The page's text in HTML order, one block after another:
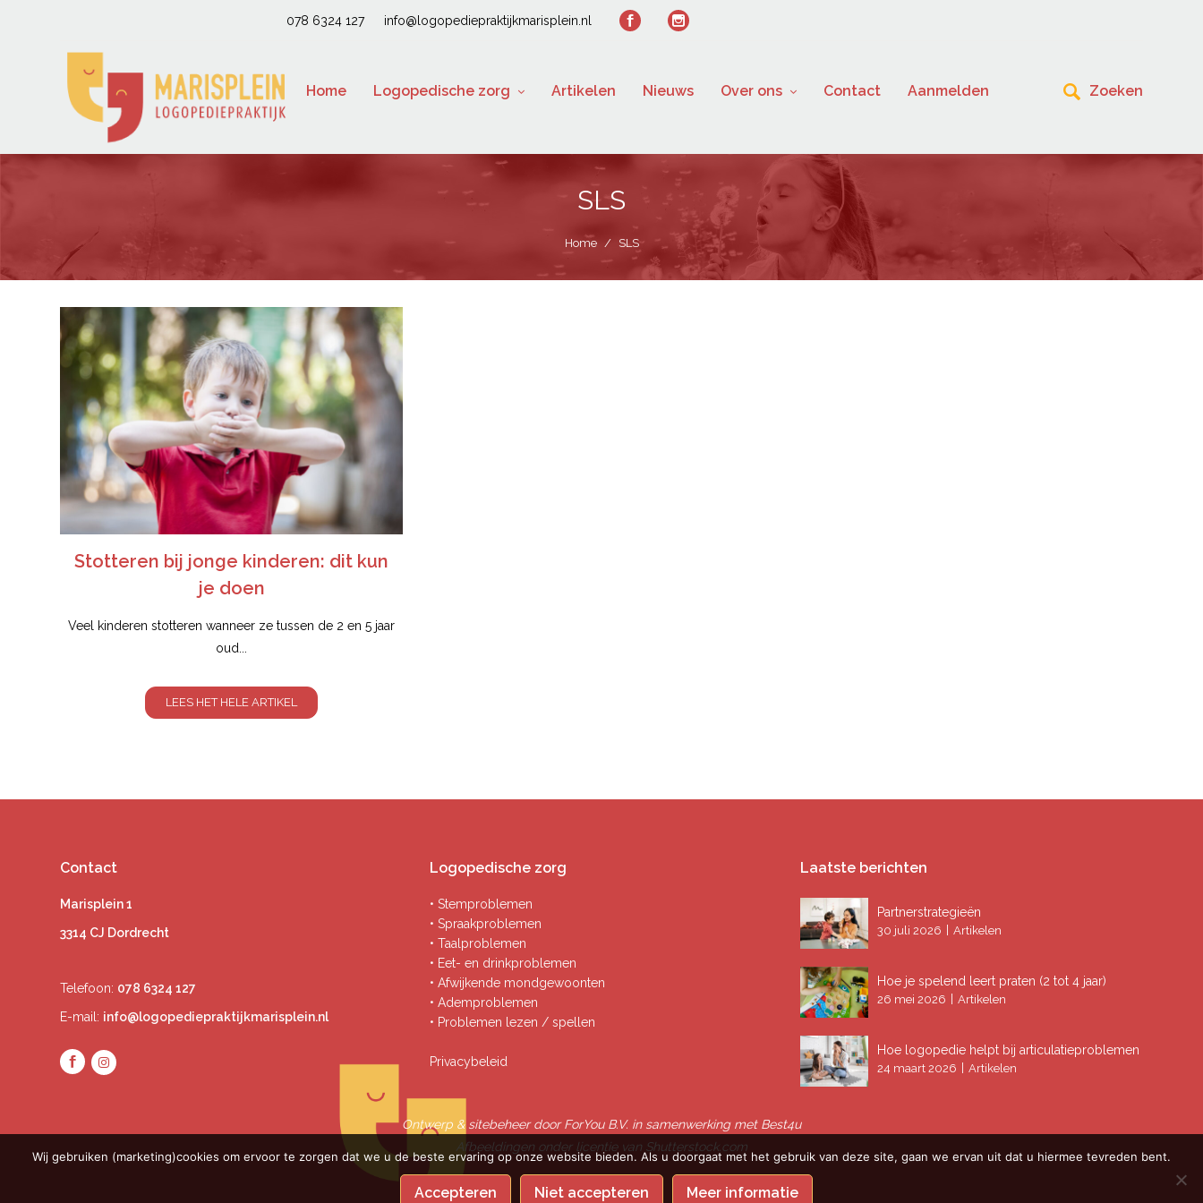
078 6324 127 info@logopediepraktijkmarisplein.nl
Home Logopedische zorg Artikelen Nieuws Over ons Contact Aanmelden
SLS
Home / SLS
Stotteren bij jonge kinderen: dit kun
je doen
Veel kinderen stotteren wanneer ze tussen de 2 en 5 jaar
oud...
LEES HET HELE ARTIKEL
Contact
Marisplein 1
3314 CJ Dordrecht
Telefoon: 078 6324 127
E-mail: info@logopediepraktijkmarisplein.nl
Logopedische zorg
• Stemproblemen
• Spraakproblemen
• Taalproblemen
• Eet- en drinkproblemen
• Afwijkende mondgewoonten
• Ademproblemen
• Problemen lezen / spellen
Privacybeleid
Laatste berichten
Partnerstrategieën
30 juli 2026 Artikelen
Hoe je spelend leert praten (2 tot 4 jaar)
26 mei 2026 Artikelen
Hoe logopedie helpt bij articulatieproblemen
24 maart 2026 Artikelen
Ontwerp & sitebeheer doorForYou B.V. in samenwerking met Best4u
Afbeeldingen onder licentie van Shutterstock.com
Wij gebruiken (marketing)cookies om ervoor te zorgen dat we u de beste ervaring op onze website bieden. Als u doorgaat met het gebruik van deze site, gaan we ervan uit dat u hiermee tevreden bent.
Accepteren Niet accepteren Meer informatie